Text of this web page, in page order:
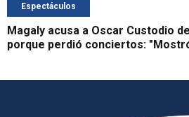
Espectáculos
Magaly acusa a Oscar Custodio
porque perdió conciertos: